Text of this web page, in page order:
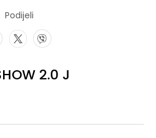
Podijeli
2.0 J